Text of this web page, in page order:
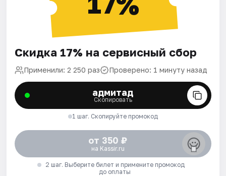
Скидка 17% на сервисный сбор
Применили: 2 250 раз Проверено: 1 минуту назад
адмитад
Скопировать
1 шаг. Скопируйте промокод
от 350 ₽
на Kassir.ru
2 шаг. Выберите билет и примените промокод
до оплаты